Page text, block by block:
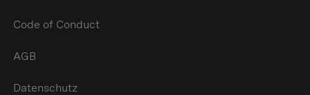
Code of Conduct
AGB
Datenschutz